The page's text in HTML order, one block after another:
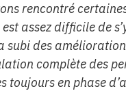
rencontré
assez difficile de
subi des
complète des
en phase